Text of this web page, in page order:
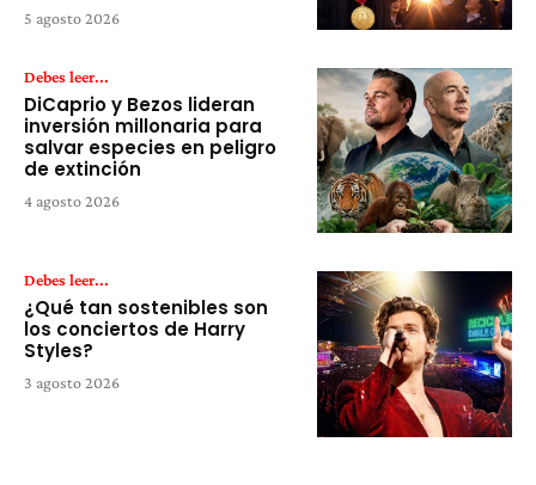
5 agosto 2026
Debes leer...
DiCaprio y Bezos lideran
inversión millonaria para
salvar especies en peligro
de extinción
4 agosto 2026
Debes leer...
¿Qué tan sostenibles son
los conciertos de Harry
Styles?
3 agosto 2026